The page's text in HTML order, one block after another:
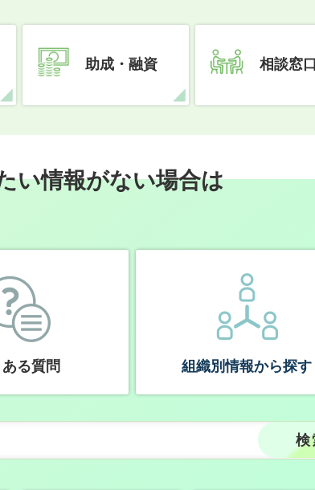
助成・融資 相談窓
い情報がない場合は
る質問 組織別情報から探す